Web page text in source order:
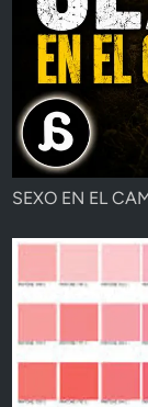
SEXO EN EL